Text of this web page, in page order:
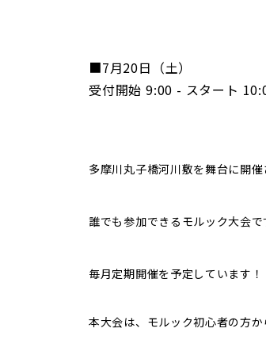
■7月20日（土）
受付開始 9:00 - スタート
多摩川丸子橋河川敷を舞台に開催
誰でも参加できるモルック大会で
毎月定期開催を予定しています！
本大会は、モルック初心者の方